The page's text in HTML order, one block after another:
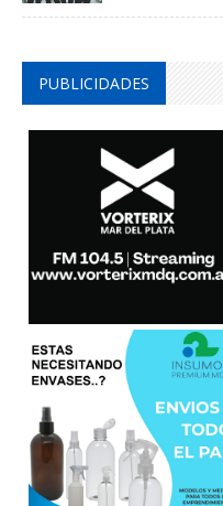
PUBLICIDADES